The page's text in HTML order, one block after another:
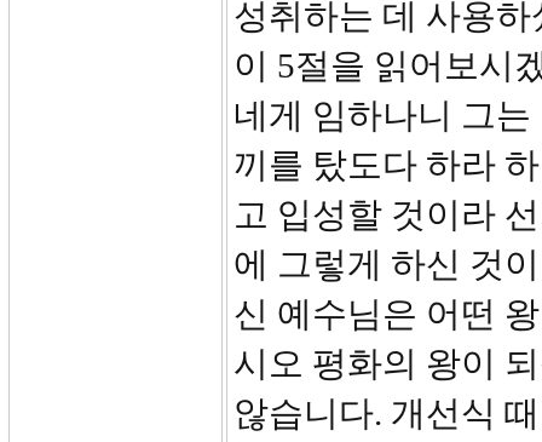
성취하는 데 사용
이 5절을 읽어보시
네게 임하나니 그
끼를 탔도다 하라
고 입성할 것이라
에 그렇게 하신 것
신 예수님은 어떤
시오 평화의 왕이
않습니다. 개선식